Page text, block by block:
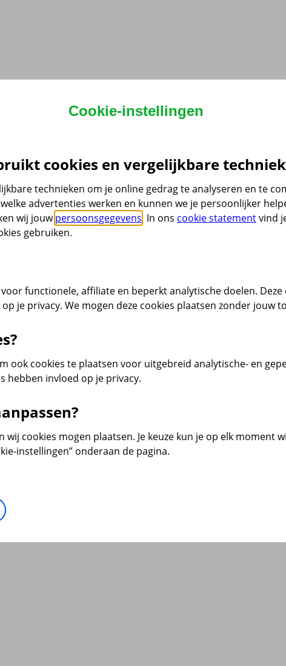
Cookie-instellingen
cookies en vergelijkbare
technieken om je online gedrag te analyseren en te
advertenties werken en kunnen we je persoonlijker
wij jouwpersoonsgegevens . In ons cookie statementvind
gebruiken.
functionele, affiliate en beperkt analytische doelen.
je privacy. We mogen deze cookies plaatsen zonder jouw
ook cookies te plaatsen voor uitgebreid analytische- en
hebben invloed op je privacy.
wij cookies mogen plaatsen. Je keuze kun je op elk moment
instellingen” onderaan de pagina.